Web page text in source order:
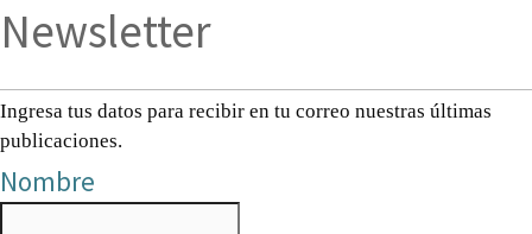
Newsletter
Ingresa tus datos para recibir en tu correo nuestras últimas
publicaciones.
Nombre